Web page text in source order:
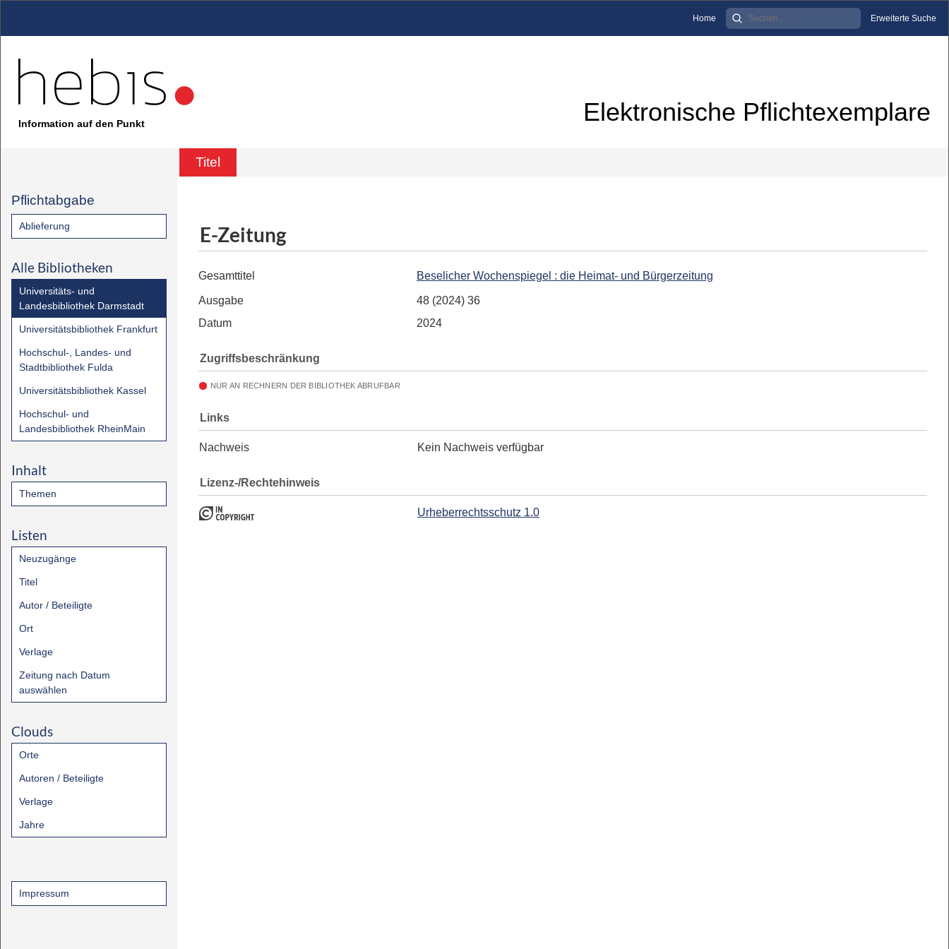
Home Erweiterte Suche
Information auf den Punkt Elektronische Pflichtexemplare
Titel
Pflichtabgabe
Ablieferung
Alle Bibliotheken
Universitäts- und
Landesbibliothek Darmstadt
Universitätsbibliothek Frankfurt
Hochschul-, Landes- und
Stadtbibliothek Fulda
Universitätsbibliothek Kassel
Hochschul- und
Landesbibliothek RheinMain
Inhalt
Themen
Listen
Neuzugänge
Titel
Autor / Beteiligte
Ort
Verlage
Zeitung nach Datum
auswählen
Clouds
Orte
Autoren / Beteiligte
Verlage
Jahre
Impressum
E-Zeitung
Gesamttitel Beselicher Wochenspiegel : die Heimat- und Bürgerzeitung
Ausgabe
48 (2024) 36
Datum
2024
Zugriffsbeschränkung
NUR AN RECHNERN DER BIBLIOTHEK ABRUFBAR
Links
Nachweis Kein Nachweis verfügbar
Lizenz-/Rechtehinweis
Urheberrechtsschutz 1.0